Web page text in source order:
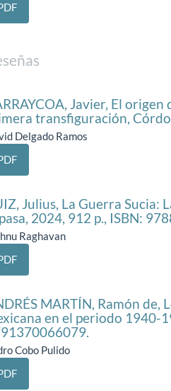
Javier, El
transfiguración,
Delgado Ramos
Julius, La Guerra Sucia:
2024, 912 p., ISBN:
Raghavan
MARTÍN, Ramón
en el periodo 1940-
Cobo Pulido